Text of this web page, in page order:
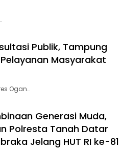
Publik, Tampung
Masyarakat
Ogan…
Generasi Muda,
Polresta Tanah Datar
Jelang HUT RI ke-81